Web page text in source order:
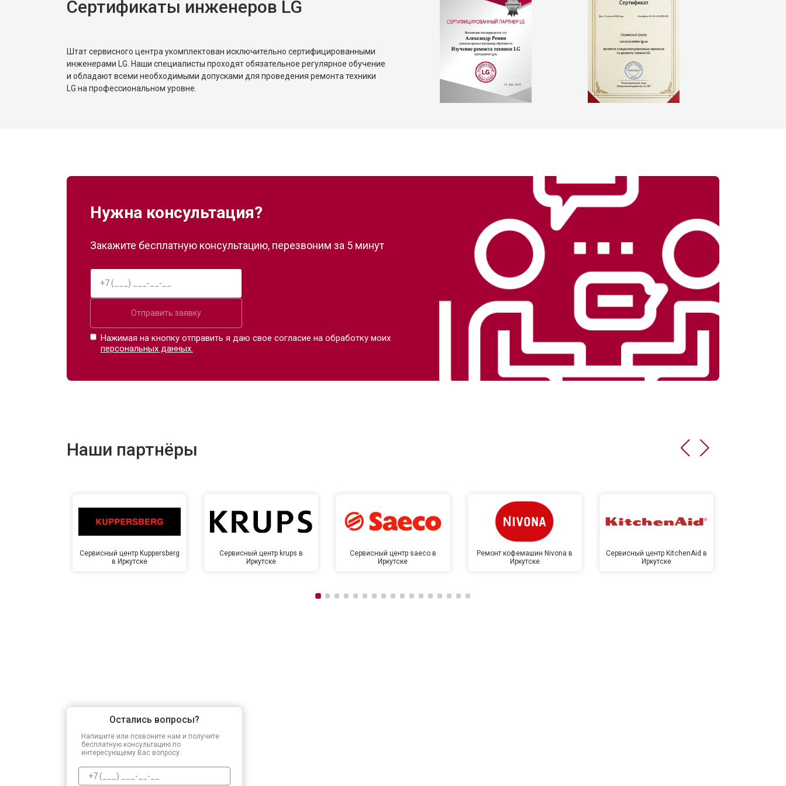
Замена реле от 2550 ₽ Заказать
от 50 мин от 1900 ₽ Заказать
Сертификаты инженеров LG
Штат сервисного центра укомплектован исключительно сертифицированными
инженерами LG. Наши специалисты проходят обязательное регулярное обучение
и обладают всеми необходимыми допусками для проведения ремонта техники
LG на профессиональном уровне.
Нужна консультация?
Закажите бесплатную консультацию, перезвоним за 5 минут
Отправить заявку
Нажимая на кнопку отправить я даю свое согласие на обработку моих
персональных данных.
Наши партнёры
Сервисный центр Kuppersberg
в Иркутске
Сервисный центр krups в
Иркутске
Сервисный центр saeco в
Иркутске
Ремонт кофемашин Nivona в
Иркутске
Сервисный центр KitchenAid в
Иркутске
Остались вопросы?
Напишите или позвоните нам и получите
бесплатную консультацию по
интересующему Вас вопросу.